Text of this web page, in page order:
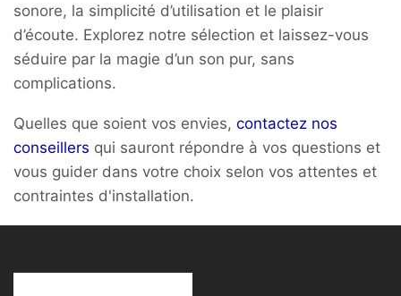
sonore, la simplicité d’utilisation et le plaisir
d’écoute. Explorez notre sélection et laissez-vous
séduire par la magie d’un son pur, sans
complications.
Quelles que soient vos envies, contactez nos
conseillers qui sauront répondre à vos questions et
vous guider dans votre choix selon vos attentes et
contraintes d'installation.